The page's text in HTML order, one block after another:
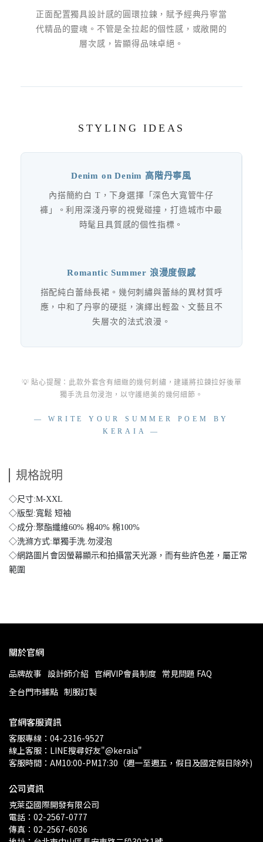
正面配置獨具設計感的圓環拉鍊，賦予經典丹寧當
代精品的靈魂。不管是全拉起的個性感，或敞開的
層次感，皆顯得品味卓絕。
STYLING IDEAS
Denim on Denim 高階丹寧風
內搭簡約白 T，下身選擇「深色大寬管牛仔
褲」。利用深淺丹寧的視覺碰撞，打造城市中最
時髦且具質感的個性指標。
Romantic Summer 浪漫度假感
搭配純白蕾絲長裙。幾何刺繡與蕾絲的異材質呼
應，中和了丹寧的硬挺，演繹出輕盈、文藝且不
失層次的法式浪漫。
💡 貼心提醒：此款外套含有細緻的幾何刺繡，建議將拉鍊拉好後單
獨手洗且勿浸泡，以守護絕美的幾何細節。
— WRITE YOUR SUMMER POEM BY
KERAIA —
規格說明
◇尺寸:M-XXL
◇版型:寬鬆 短袖
◇成分:聚酯纖維60% 棉40% 棉100%
◇洗滌方式:單獨手洗.勿浸泡
◇網路圖片會因螢幕顯示和拍攝當天光源，而有些許色差，屬正常
範圍
關於官網
品牌故事 設計師介紹 官網VIP會員制度 常見問題 FAQ
全台門市據點 制服訂製
官網客服資訊
客服專線：04-2316-9527
線上客服：LINE搜尋好友"@keraia"
客服時間：AM10:00-PM17:30（週一至週五，假日及國定假日除外)
公司資訊
克萊亞國際開發有限公司
電話：02-2567-0777
傳真：02-2567-6036